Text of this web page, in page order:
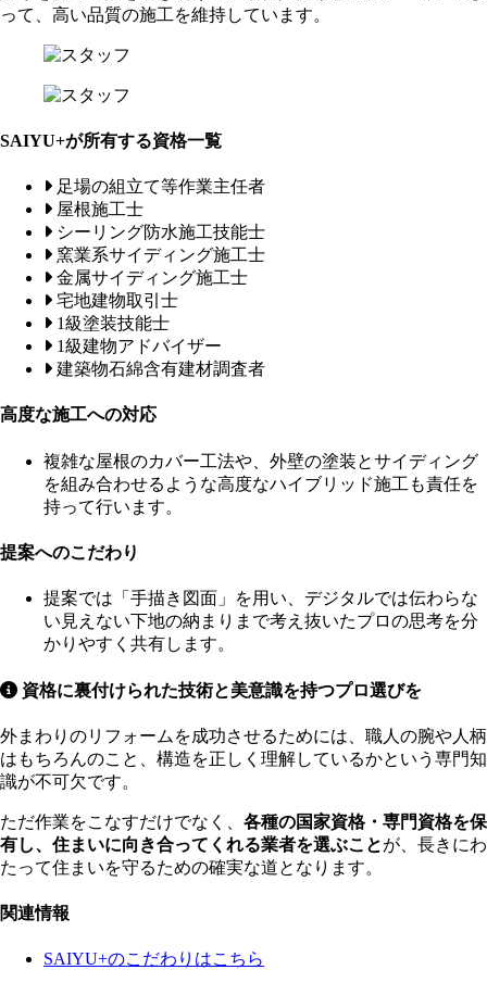
って、高い品質の施工を維持しています。
SAIYU+が所有する資格一覧
足場の組立て等作業主任者
屋根施工士
シーリング防水施工技能士
窯業系サイディング施工士
金属サイディング施工士
宅地建物取引士
1級塗装技能士
1級建物アドバイザー
建築物石綿含有建材調査者
高度な施工への対応
複雑な屋根のカバー工法や、外壁の塗装とサイディング
を組み合わせるような高度なハイブリッド施工も責任を
持って行います。
提案へのこだわり
提案では「手描き図面」を用い、デジタルでは伝わらな
い見えない下地の納まりまで考え抜いたプロの思考を分
かりやすく共有します。
資格に裏付けられた技術と美意識を持つプロ選びを
外まわりのリフォームを成功させるためには、職人の腕や人柄
はもちろんのこと、構造を正しく理解しているかという専門知
識が不可欠です。
ただ作業をこなすだけでなく、 各種の国家資格・専門資格を保
有し、住まいに向き合ってくれる業者を選ぶことが、長きにわ
たって住まいを守るための確実な道となります。
関連情報
SAIYU+のこだわりはこちら